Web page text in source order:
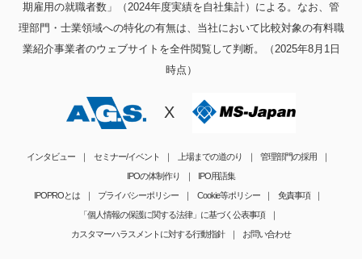
期雇用の就職者数」（2024年度実績を自社集計）による。なお、管
理部門・士業領域への特化の有無は、当社において比較対象の有料職
業紹介事業者のウェブサイトを全件閲覧して判断。（2025年8月1日
時点）
X
インタビュー セミナー/イベント 上場までの道のり
管理部門の採用
IPOの体制作り
IPO用語集
IPOPROとは
プライバシーポリシー Cookie等ポリシー
免責事項
「個人情報の保護に関する法律」に基づく公表事項
カスタマーハラスメントに対する行動指針
お問い合わせ